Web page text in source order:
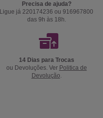
Precisa de ajuda?
Ligue já 220174236 ou 916967800
das 9h às 18h.
14 Dias para Trocas
ou Devoluções. Ver Politica de
Devolução